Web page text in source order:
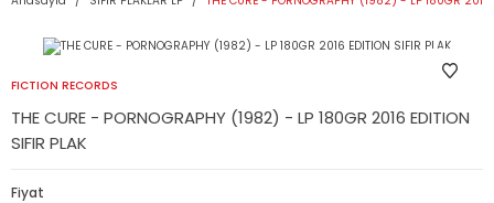
FICTION RECORDS
THE CURE - PORNOGRAPHY (1982) - LP 180GR 2016 EDITION
SIFIR PLAK
Fiyat